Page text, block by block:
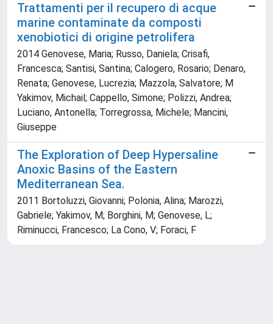
Trattamenti per il recupero di acque
marine contaminate da composti
xenobiotici di origine petrolifera
2014 Genovese, Maria; Russo, Daniela; Crisafi,
Francesca; Santisi, Santina; Calogero, Rosario; Denaro,
Renata; Genovese, Lucrezia; Mazzola, Salvatore; M
Yakimov, Michail; Cappello, Simone; Polizzi, Andrea;
Luciano, Antonella; Torregrossa, Michele; Mancini,
Giuseppe
The Exploration of Deep Hypersaline
Anoxic Basins of the Eastern
Mediterranean Sea.
2011 Bortoluzzi, Giovanni; Polonia, Alina; Marozzi,
Gabriele; Yakimov, M; Borghini, M; Genovese, L;
Riminucci, Francesco; La Cono, V; Foraci, F